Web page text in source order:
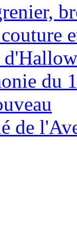
couture
du
de